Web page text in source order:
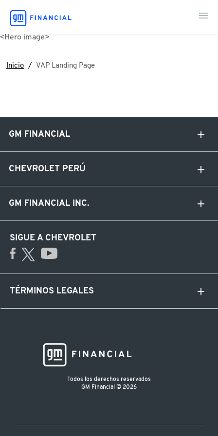
Inicio
VAP Landing Page
GM FINANCIAL
CHEVROLET PERÚ
GM FINANCIAL INC.
SIGUE A CHEVROLET
Todos los derechos reservados
GM Financial © 2026
TÉRMINOS LEGALES